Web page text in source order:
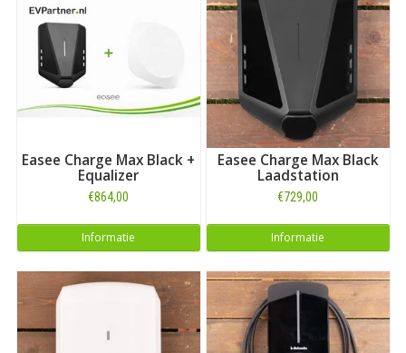
Easee Charge Max Black +
Equalizer
€864,00
Informatie
Easee Charge Max Black
Laadstation
€729,00
Informatie